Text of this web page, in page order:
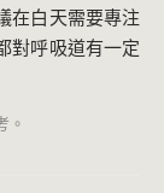
在白天需要專注
對呼吸道有一定
。